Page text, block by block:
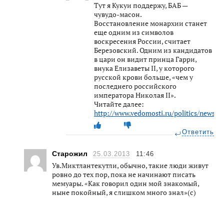
Тут я Кукуи поддержу, БАБ —
чувудо-масон.
Восстановление монархии станет
еще одним из символов
воскресения России, считает
Березовский. Одним из кандидатов
в цари он видит принца Гарри,
внука Елизаветы II, у которого
русской крови больше, «чем у
последнего российского
императора Николая II».
Читайте далее:
http://www.vedomosti.ru/politics/news/
Ответить
Старожил 25.03.2013 11:46
Ув.Миктлантекутли, обычно, такие люди живут
ровно до тех пор, пока не начинают писать
мемуары. «Как говорил один мой знакомый,
ныне покойный, я слишком много знал»(с)